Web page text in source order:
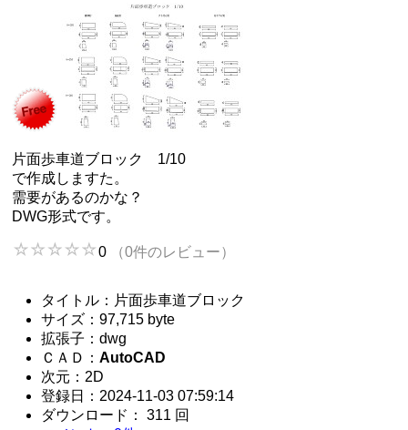
片面歩車道ブロック 1/10
で作成しますた。
需要があるのかな？
DWG形式です。
0 （0件のレビュー）
タイトル：片面歩車道ブロック
サイズ：97,715 byte
拡張子：dwg
ＣＡＤ：AutoCAD
次元：2D
登録日：2024-11-03 07:59:14
ダウンロード： 311 回